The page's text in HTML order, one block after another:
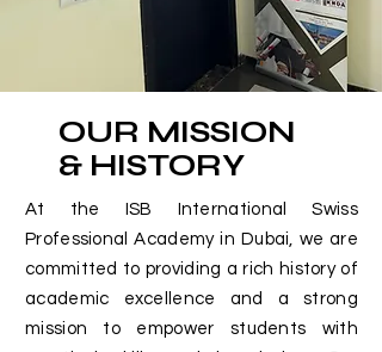
OUR MISSION
& HISTORY
At the ISB International Swiss
Professional Academy in Dubai, we are
committed to providing a rich history of
academic excellence and a strong
mission to empower students with